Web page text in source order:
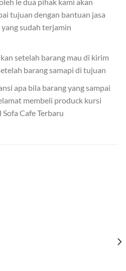
le dua pihak kami akan
tujuan dengan bantuan jasa
sudah terjamin
setelah barang mau di kirim
barang samapi di tujuan
apa bila barang yang sampai
membeli produck kursi
Cafe Terbaru